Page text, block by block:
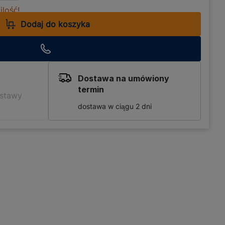
Dodaj do koszyka
Dostawa na umówiony
termin
dostawa w ciągu 2 dni
poszukujących
wpasuje się w